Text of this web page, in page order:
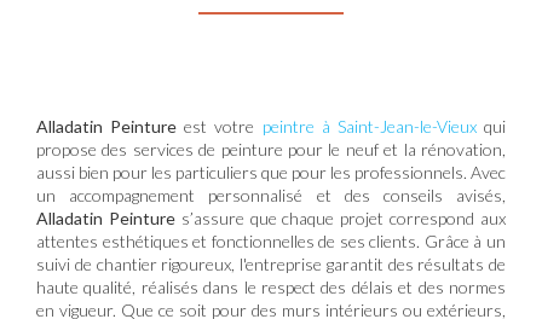
Alladatin Peintureest votre peintre à Saint-Jean-le-Vieuxqui
propose des services de peinture pour le neuf et la rénovation,
aussi bien pour les particuliers que pour les professionnels. Avec
un accompagnement personnalisé et des conseils avisés,
Alladatin Peintures’assure que chaque projet correspond aux
attentes esthétiques et fonctionnelles de ses clients. Grâce à un
suivi de chantier rigoureux, l'entreprise garantit des résultats de
haute qualité, réalisés dans le respect des délais et des normes
en vigueur. Que ce soit pour des murs intérieurs ou extérieurs,